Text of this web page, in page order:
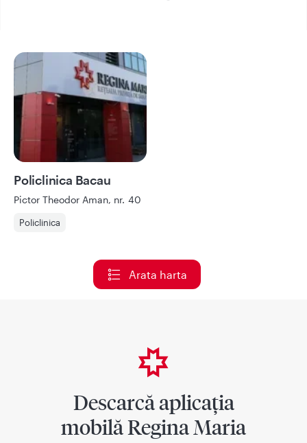
Policlinica Bacau
Pictor Theodor Aman, nr. 40
Policlinica
Policlinica Bacau
Afla mai multe
Arata harta
Descarcă aplicația
mobilă Regina Maria